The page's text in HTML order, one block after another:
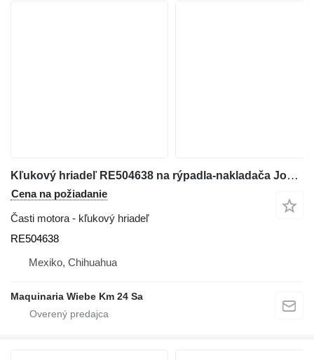
Kľukový hriadeľ RE504638 na rýpadla-nakladača John Deere 310G
Cena na požiadanie
Časti motora - kľukový hriadeľ
RE504638
Mexiko, Chihuahua
Maquinaria Wiebe Km 24 Sa